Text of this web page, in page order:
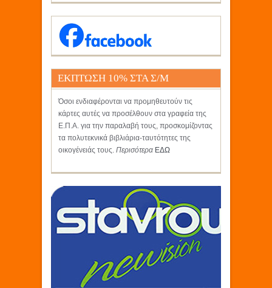
ΕΚΠΤΩΣΗ 10% ΣΤΑ Σ/Μ
ΚΡΗΤΙΚΟΣ
Όσοι ενδιαφέρονται να προμηθευτούν τις
κάρτες αυτές να προσέλθουν στα γραφεία της
Ε.Π.Α. για την παραλαβή τους, προσκομίζοντας
τα πολυτεκνικά βιβλιάρια-ταυτότητες της
οικογένειάς τους. Περισότερα ΕΔΩ